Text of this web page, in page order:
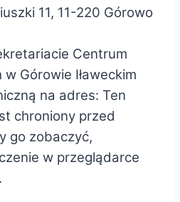
11, 11-220 Górowo
Centrum
w Górowie Iławeckim
na adres: Ten
chroniony przed
go zobaczyć,
w przeglądarce